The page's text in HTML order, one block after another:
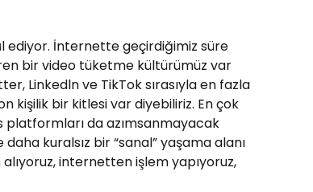
ediyor. İnternette geçirdiğimiz süre
bir video tüketme kültürümüz var
Linkedln ve TikTok sırasıyla en fazla
kişilik bir kitlesi var diyebiliriz. En çok
platformları da azımsanmayacak
kuralsız bir “sanal” yaşama alanı
internetten işlem yapıyoruz,